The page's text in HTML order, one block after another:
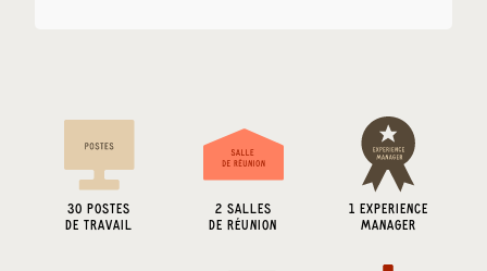
30 POSTES
DE TRAVAIL
2 SALLES
DE RÉUNION
1 EXPERIENCE
MANAGER